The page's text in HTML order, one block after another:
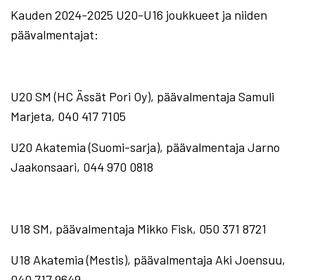
Kauden 2024-2025 U20-U16 joukkueet ja niiden
päävalmentajat:
U20 SM (HC Ässät Pori Oy), päävalmentaja Samuli
Marjeta, 040 417 7105
U20 Akatemia (Suomi-sarja), päävalmentaja Jarno
Jaakonsaari, 044 970 0818
U18 SM, päävalmentaja Mikko Fisk, 050 371 8721
U18 Akatemia (Mestis), päävalmentaja Aki Joensuu,